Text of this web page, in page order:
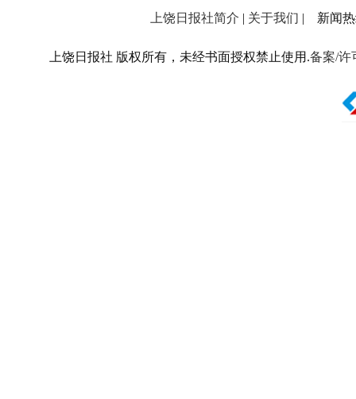
上饶日报社简介 | 关于我们 | 新闻热
上饶日报社 版权所有，未经书面授权禁止使用.备案/许